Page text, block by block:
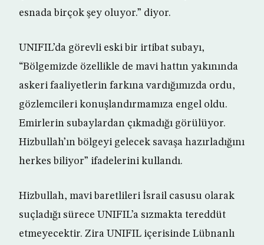
esnada birçok şey oluyor.” diyor.
UNIFIL’da görevli eski bir irtibat subayı,
“Bölgemizde özellikle de mavi hattın yakınında
askeri faaliyetlerin farkına vardığımızda ordu,
gözlemcileri konuşlandırmamıza engel oldu.
Emirlerin subaylardan çıkmadığı görülüyor.
Hizbullah’ın bölgeyi gelecek savaşa hazırladığını
herkes biliyor” ifadelerini kullandı.
Hizbullah, mavi baretlileri İsrail casusu olarak
suçladığı sürece UNIFIL’a sızmakta tereddüt
etmeyecektir. Zira UNIFIL içerisinde Lübnanlı